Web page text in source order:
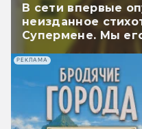
В сети впервые
неизданное
Супермене. Мы
РЕКЛАМА